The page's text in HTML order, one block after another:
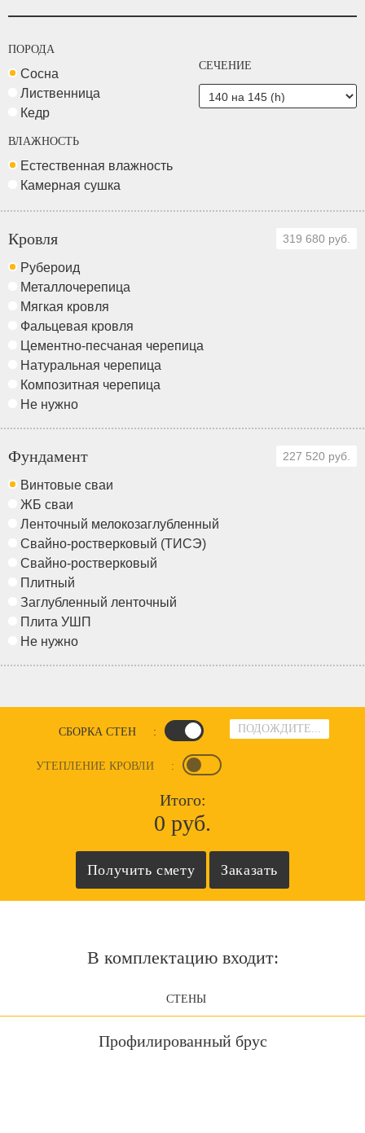
ПОРОДА
Сосна
Лиственница
Кедр
СЕЧЕНИЕ
ВЛАЖНОСТЬ
Естественная влажность
Камерная сушка
Кровля 319 680 руб.
Рубероид
Металлочерепица
Мягкая кровля
Фальцевая кровля
Цементно-песчаная черепица
Натуральная черепица
Композитная черепица
Не нужно
Фундамент 227 520 руб.
Винтовые сваи
ЖБ сваи
Ленточный мелокозаглубленный
Свайно-ростверковый (ТИСЭ)
Свайно-ростверковый
Плитный
Заглубленный ленточный
Плита УШП
Не нужно
ПОДОЖДИТЕ...
СБОРКА СТЕН :
УТЕПЛЕНИЕ КРОВЛИ :
Итого:
0 руб.
В комплектацию входит:
СТЕНЫ
Профилированный брус